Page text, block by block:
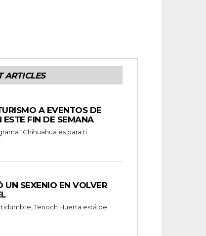
ARTICLES
A EVENTOS DE
FIN DE SEMANA
UN SEXENIO EN VOLVER
Tenoch Huerta está de